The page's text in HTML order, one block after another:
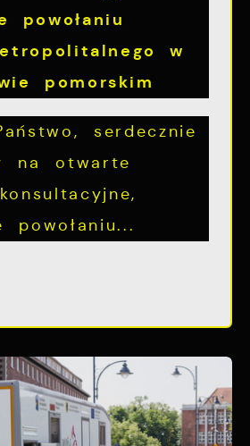
powołaniu
w
pomorskim
serdecznie
na otwarte
powołaniu...